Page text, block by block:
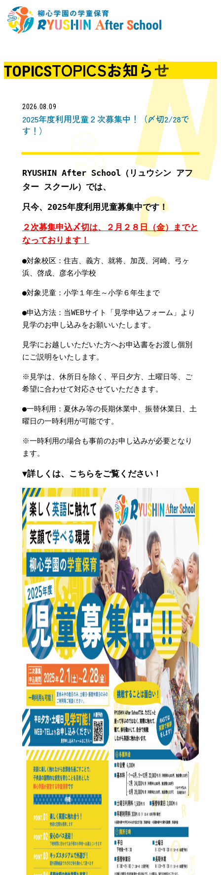
TOPICSTOPICSお知らせ
2026.08.09
2025年度利用児童２次募集中！（〆切2/28で
す！）
RYUSHIN After School（リュウシン アフ
ター スクール）では、
只今、2025年度利用児童募集中です！
２次募集申込〆切は、２月２８日（金）までと
なっております！
●対象校区：住吉、義方、就将、加茂、河崎、弓ヶ
浜、啓成、彦名小学校
●対象児童：小学１年生～小学６年生まで
●申込方法：当WEBサイト「見学申込フォーム」より
見学のお申し込みをお願いいたします。
見学にお越しいただいた方へお申込書をお渡し個別
にご説明をいたします。
※見学は、休所日を除く、平日夕方、土曜日等、ご
希望に合わせて対応させていただきます。
●一時利用：夏休み等の長期休業中、振替休業日、土
曜日の一時利用が可能です。
※一時利用の場合も事前のお申し込みが必要となり
ます。
▼詳しくは、こちらをご覧ください！